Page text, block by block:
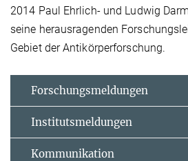
2014 Paul Ehrlich- und Ludwig
seine herausragenden
Gebiet der Antikörperforschung.
Forschungsmeldungen
Institutsmeldungen
Kommunikation